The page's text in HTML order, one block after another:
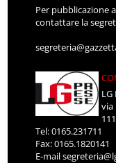
Per pubblicazione
contattare la
LG
via
Tel: 0165.231711
Fax: 0165.1820141
E-mail